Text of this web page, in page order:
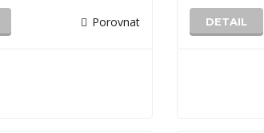
Porovnat DETAIL